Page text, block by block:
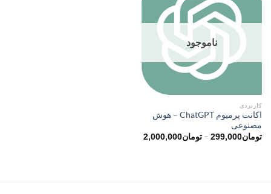
ناموجود
کاربردی
اکانت پرمیوم ChatGPT – هوش
مصنوعی
تومان299,000
– تومان2,000,000محدوده